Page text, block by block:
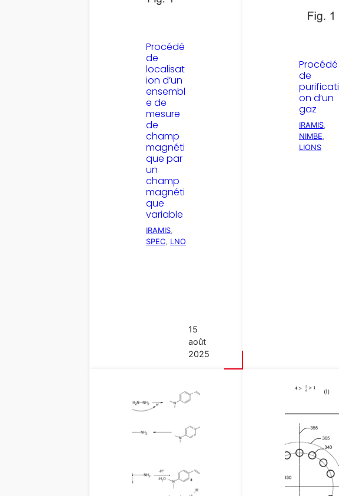
Procédé
de
localisat
ion d’un
ensembl
e de
mesure
de
champ
magnéti
que par
un
champ
magnéti
que
variable
IRAMIS
SPEC, LNO
15
août
2025
Procédé
de
purificati
on d’un
gaz
IRAMIS
NIMBE
LIONS